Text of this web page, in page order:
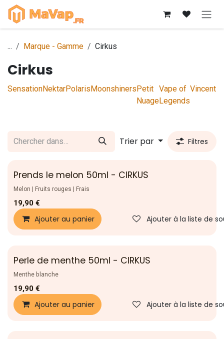
Se rendre au contenu
... Marque - Gamme Cirkus
Cirkus
SensationNektarPolarisMoonshinersPetit
Nuage
Vape of
Legends
Vincent
Trier par Filtres
Nouveau !
Prends le melon 50ml - CIRKUS
Melon | Fruits rouges | Frais
19,90 €
Ajouter au panier Ajouter à la liste de
Nouveau !
Perle de menthe 50ml - CIRKUS
Menthe blanche
19,90 €
Ajouter au panier Ajouter à la liste de